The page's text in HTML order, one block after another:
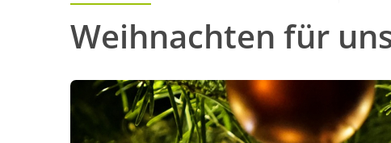
Weihnachten für